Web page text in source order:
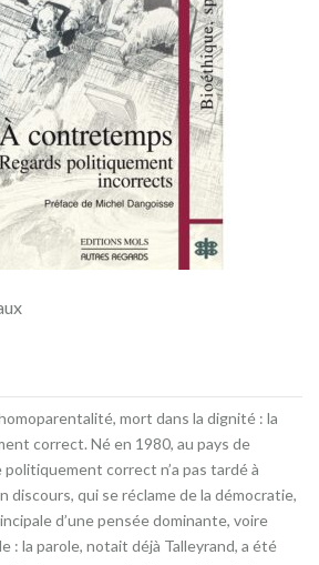
mort dans la dignité : la
correct. Né en 1980, au pays de
politiquement correct n’a pas tardé à
discours, qui se réclame de la démocratie,
d’une pensée dominante, voire
: la parole, notait déjà Talleyrand, a été